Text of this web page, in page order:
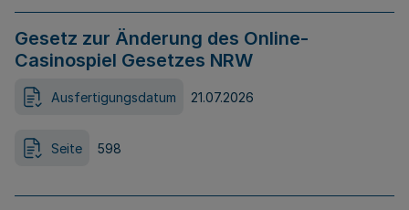
Gesetz zur Änderung des Online-
Casinospiel Gesetzes NRW
Ausfertigungsdatum 21.07.2026
Seite 598